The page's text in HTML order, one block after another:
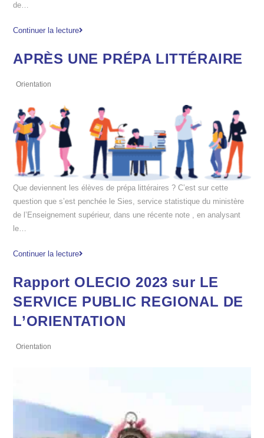
de…
Continuer la lecture
APRÈS UNE PRÉPA LITTÉRAIRE
Orientation
Que deviennent les élèves de prépa littéraires ? C’est sur cette
question que s’est penchée le Sies, service statistique du ministère
de l’Enseignement supérieur, dans une récente note , en analysant
le…
Continuer la lecture
Rapport OLECIO 2023 sur LE
SERVICE PUBLIC REGIONAL DE
L’ORIENTATION
Orientation